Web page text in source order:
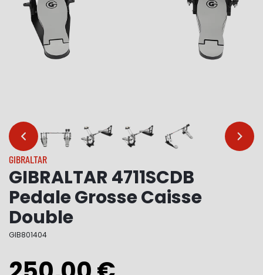
… …
GIBRALTAR
GIBRALTAR 4711SCDB
Pedale Grosse Caisse
Double
GIB801404